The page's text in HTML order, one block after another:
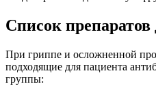
Список препаратов
При гриппе и осложненной
подходящие для пациента
группы: